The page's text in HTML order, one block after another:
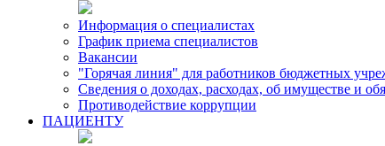
Информация о специалистах
График приема специалистов
Вакансии
"Горячая линия" для работников бюджетных
Сведения о доходах, расходах, об имуществе и
Противодействие коррупции
ПАЦИЕНТУ